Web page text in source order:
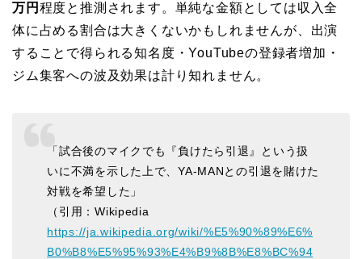
万円 程度と推測されます。単純な金額としては収入全
体に占める割合は大きくないかもしれませんが、出演
することで得られる知名度・YouTubeの登録者増加・
ジム集客への波及効果は計り知れません。
「試合後のマイクでも『負けたら引退』という扱
いに不満を示した上で、YA-MANとの引退を賭けた
対戦を希望した」
（引用：Wikipedia
https://ja.wikipedia.org/wiki/%E5%90%89%E6%
B0%B8%E5%95%93%E4%B9%8B%E8%BC%94